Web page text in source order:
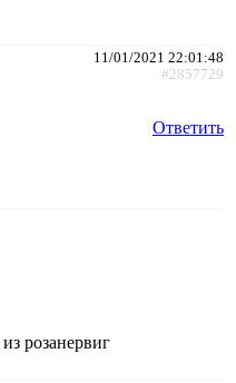
11/01/2021 22:01:48
#2857729
Ответить
розанервиг